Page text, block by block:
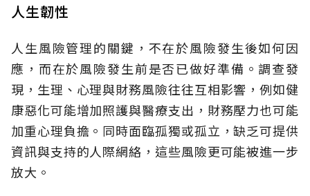
人生韌性
人生風險管理的關鍵，不在於風險發生後如何因
應，而在於風險發生前是否已做好準備。調查發
現，生理、心理與財務風險往往互相影響，例如健
康惡化可能增加照護與醫療支出，財務壓力也可能
加重心理負擔。同時面臨孤獨或孤立，缺乏可提供
資訊與支持的人際網絡，這些風險更可能被進一步
放大。